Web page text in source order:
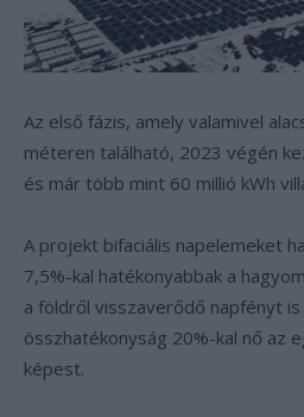
Az első fázis, amely valamivel
méteren található, 2023 végén
és már több mint 60 millió kWh
A projekt bifaciális napelemeket
7,5%-kal hatékonyabbak a
a földről visszaverődő napfényt
összhatékonyság 20%-kal nő az
képest.